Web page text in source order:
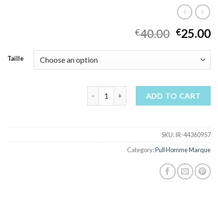
€40.00 €25.00
Taille
ADD TO CART
SKU:IR-44360957
Category:Pull Homme Marque